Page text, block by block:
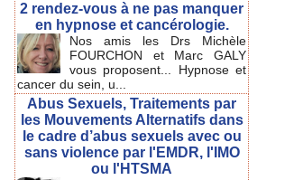
2 rendez-vous à ne pas manquer
en hypnose et cancérologie.
Nos amis les Drs Michèle
FOURCHON et Marc GALY
vous proposent... Hypnose et
cancer du sein, u...
Abus Sexuels, Traitements par
les Mouvements Alternatifs dans
le cadre d’abus sexuels avec ou
sans violence par l'EMDR, l'IMO
ou l'HTSMA